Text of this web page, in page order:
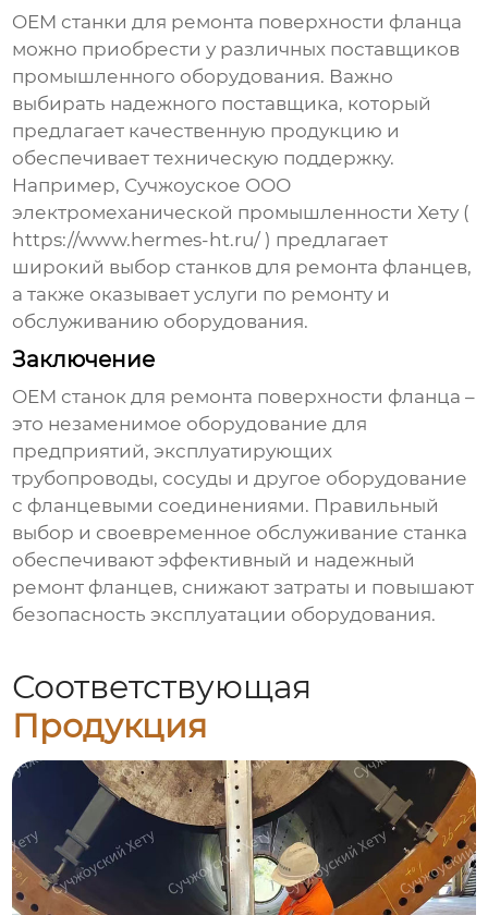
OEM станки для ремонта поверхности фланца
можно приобрести у различных поставщиков
промышленного оборудования. Важно
выбирать надежного поставщика, который
предлагает качественную продукцию и
обеспечивает техническую поддержку.
Например, Сучжоуское ООО
электромеханической промышленности Хету (
https://www.hermes-ht.ru/ ) предлагает
широкий выбор станков для ремонта фланцев,
а также оказывает услуги по ремонту и
обслуживанию оборудования.
Заключение
OEM станок для ремонта поверхности фланца –
это незаменимое оборудование для
предприятий, эксплуатирующих
трубопроводы, сосуды и другое оборудование
с фланцевыми соединениями. Правильный
выбор и своевременное обслуживание станка
обеспечивают эффективный и надежный
ремонт фланцев, снижают затраты и повышают
безопасность эксплуатации оборудования.
Соответствующая
Продукция